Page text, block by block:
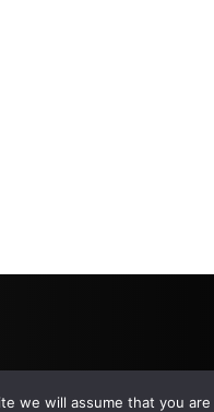
we will assume that you